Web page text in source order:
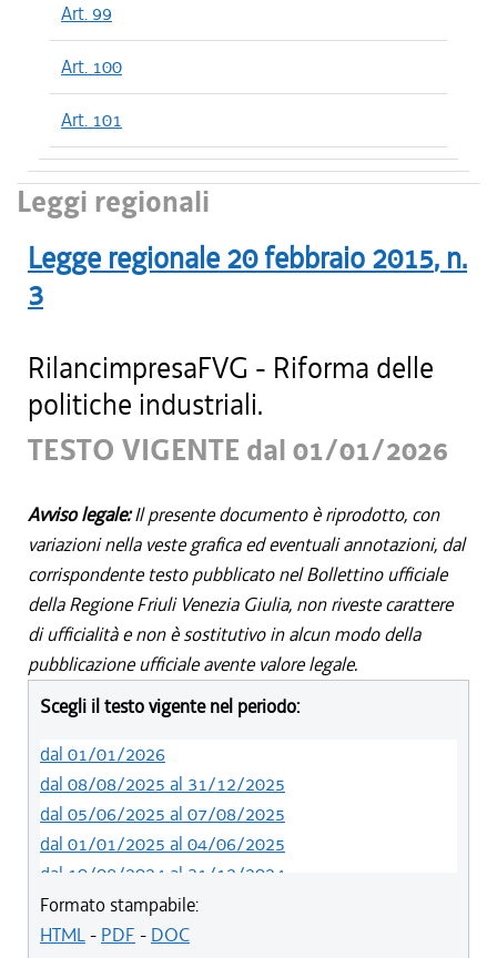
Art. 99
Art. 100
Art. 101
Leggi regionali
Legge regionale 20 febbraio 2015, n.
3
RilancimpresaFVG - Riforma delle
politiche industriali.
TESTO VIGENTE dal 01/01/2026
Avviso legale:Il presente documento è riprodotto, con
variazioni nella veste grafica ed eventuali annotazioni, dal
corrispondente testo pubblicato nel Bollettino ufficiale
della Regione Friuli Venezia Giulia, non riveste carattere
di ufficialità e non è sostitutivo in alcun modo della
pubblicazione ufficiale avente valore legale.
Scegli il testo vigente nel periodo:
dal 01/01/2026
dal 08/08/2025 al 31/12/2025
dal 05/06/2025 al 07/08/2025
dal 01/01/2025 al 04/06/2025
dal 10/08/2024 al 31/12/2024
dal 14/05/2024 al 09/08/2024
dal 11/08/2022 al 13/05/2024
Formato stampabile:
HTML- PDF - DOC